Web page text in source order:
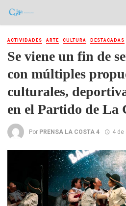
ACTIVIDADES ARTE CULTURA DESTACADAS
Se viene un fin de
con múltiples
culturales,
en el Partido de La
Por PRENSA LA COSTA 4 4 de